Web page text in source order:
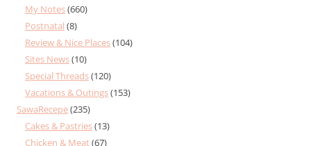
My Notes(660)
Postnatal (8)
Review & Nice Places(104)
Sites News(10)
Special Threads(120)
Vacations & Outings(153)
SawaRecepe(235)
Cakes & Pastries(13)
Chicken & Meat(67)